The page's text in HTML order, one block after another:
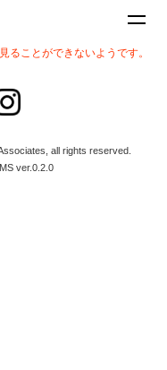
ることができないようです。
all rights reserved.
ver.0.2.0